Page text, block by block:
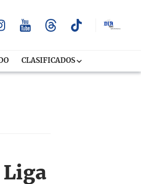
CLASIFICADOS
Liga